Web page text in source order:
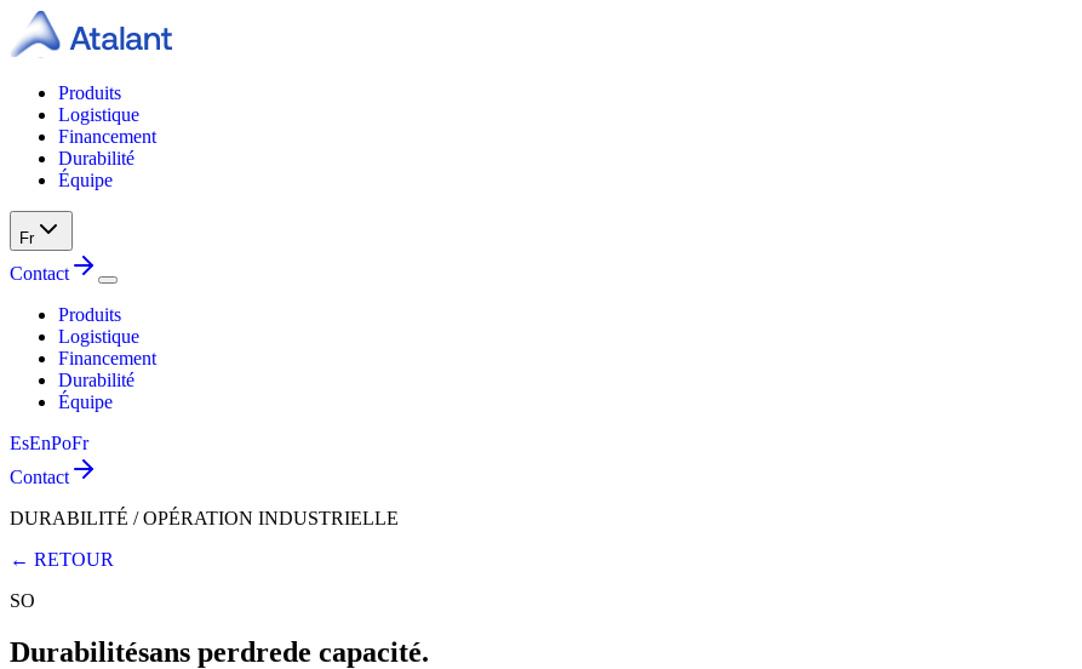
Produits
Logistique
Financement
Durabilité
Équipe
Fr
Contact
Produits
Logistique
Financement
Durabilité
Équipe
EsEnPoFr
Contact
DURABILITÉ / OPÉRATION INDUSTRIELLE
← RETOUR
SO
Durabilitésans perdrede capacité.